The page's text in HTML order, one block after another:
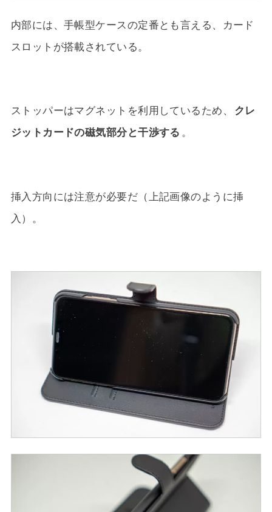
内部には、手帳型ケースの定番とも言える、カード
スロットが搭載されている。
ストッパーはマグネットを利用しているため、
クレ
ジットカードの磁気部分と干渉する 。
挿入方向には注意が必要だ（上記画像のように挿
入）。